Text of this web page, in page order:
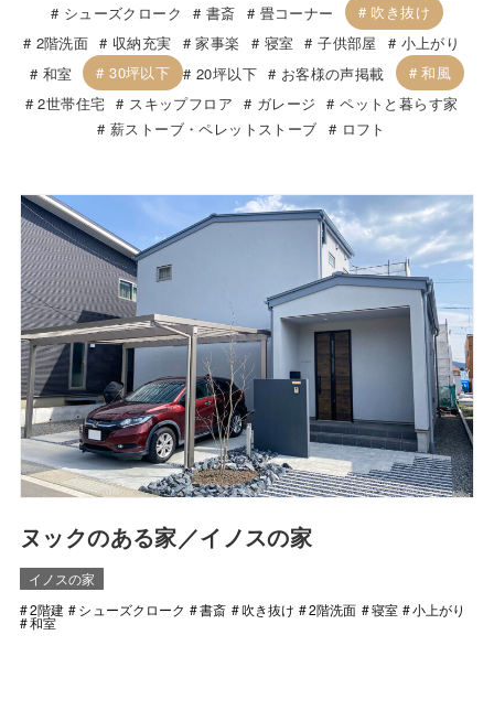
シューズクローク
書斎 畳コーナー
吹き抜け
2階洗面
収納充実 家事楽 寝室 子供部屋
小上がり
和室
30坪以下 20坪以下 お客様の声掲載
和風
2世帯住宅
スキップフロア ガレージ
ペットと暮らす家
薪ストーブ・ペレットストーブ
ロフト
ヌックのある家／イノスの家
イノスの家
2階建
シューズクローク 書斎 吹き抜け 2階洗面 寝室 小上がり
和室